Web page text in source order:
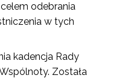
odebrania
w tych
kadencja Rady
Została